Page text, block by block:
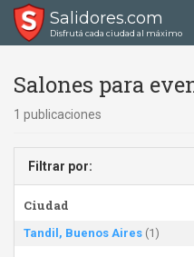
Salidores.com
Disfrutá cada ciudad al máximo
Salones para
1 publicaciones
Filtrar por:
Ciudad
Tandil, Buenos Aires (1)